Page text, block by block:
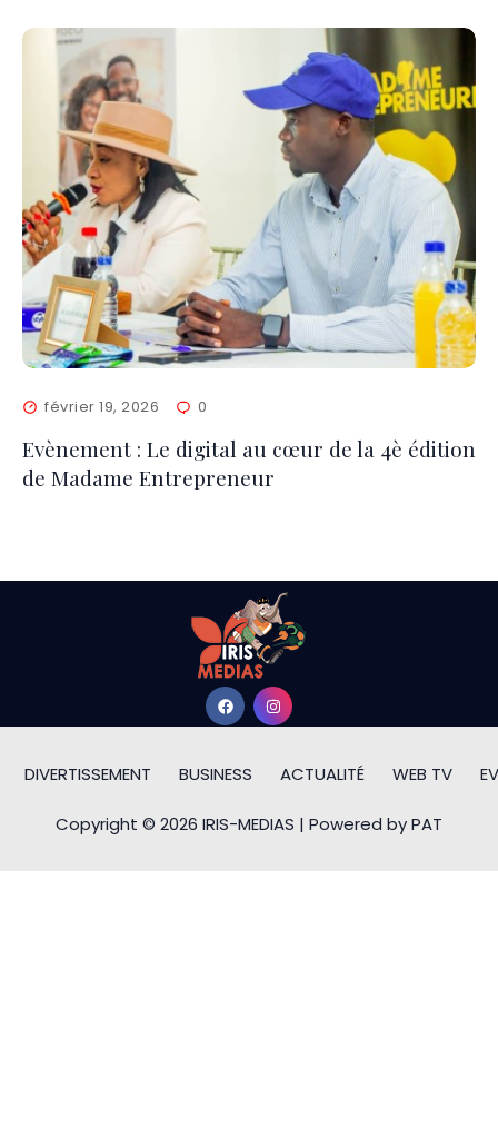
février 19, 2026 0
Evènement : Le digital au cœur de la 4è édition
de Madame Entrepreneur
DIVERTISSEMENT BUSINESS ACTUALITÉ WEB TV
Copyright © 2026 IRIS-MEDIAS | Powered by PAT